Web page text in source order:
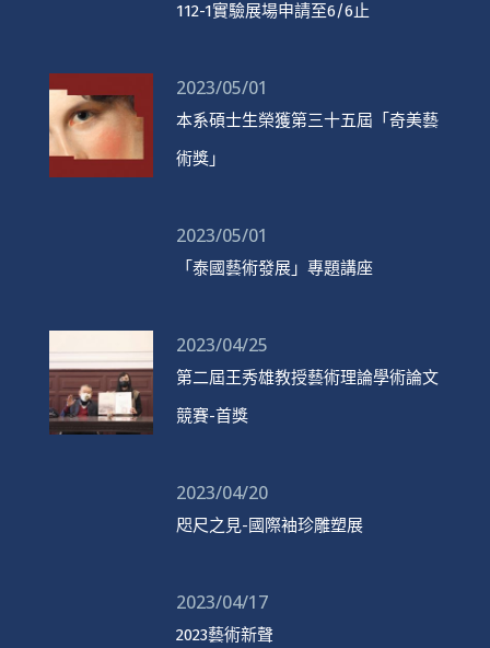
112-1實驗展場申請至6/6止
2023/05/01
本系碩士生榮獲第三十五屆「奇美藝
術獎」
2023/05/01
「泰國藝術發展」專題講座
2023/04/25
第二屆王秀雄教授藝術理論學術論文
競賽-首獎
2023/04/20
咫尺之見-國際袖珍雕塑展
2023/04/17
2023藝術新聲